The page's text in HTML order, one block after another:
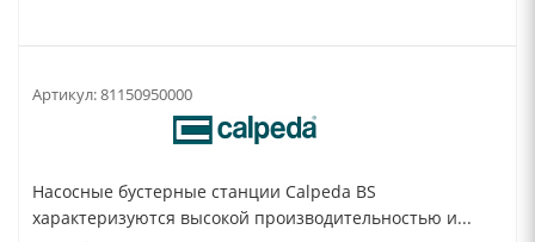
Артикул:81150950000
Насосные бустерные станции Calpeda BS
характеризуются высокой производительностью и...